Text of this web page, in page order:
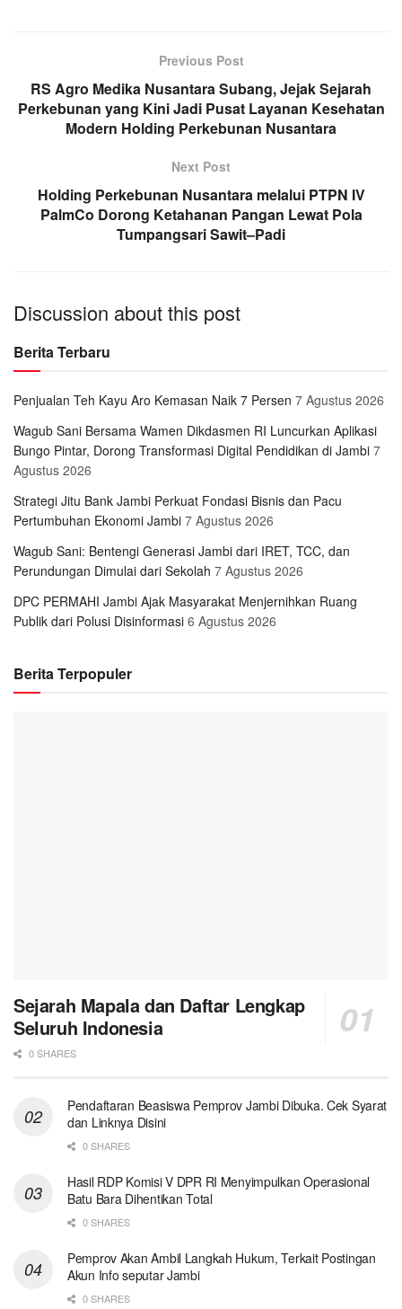
Previous Post
RS Agro Medika Nusantara Subang, Jejak Sejarah
Perkebunan yang Kini Jadi Pusat Layanan Kesehatan
Modern Holding Perkebunan Nusantara
Next Post
Holding Perkebunan Nusantara melalui PTPN IV
PalmCo Dorong Ketahanan Pangan Lewat Pola
Tumpangsari Sawit–Padi
Discussion about this post
Berita Terbaru
Penjualan Teh Kayu Aro Kemasan Naik 7 Persen 7 Agustus 2026
Wagub Sani Bersama Wamen Dikdasmen RI Luncurkan Aplikasi
Bungo Pintar, Dorong Transformasi Digital Pendidikan di Jambi 7
Agustus 2026
Strategi Jitu Bank Jambi Perkuat Fondasi Bisnis dan Pacu
Pertumbuhan Ekonomi Jambi 7 Agustus 2026
Wagub Sani: Bentengi Generasi Jambi dari IRET, TCC, dan
Perundungan Dimulai dari Sekolah 7 Agustus 2026
DPC PERMAHI Jambi Ajak Masyarakat Menjernihkan Ruang
Publik dari Polusi Disinformasi 6 Agustus 2026
Berita Terpopuler
Sejarah Mapala dan Daftar Lengkap
Seluruh Indonesia
0 SHARES
Pendaftaran Beasiswa Pemprov Jambi Dibuka. Cek Syarat
dan Linknya Disini
0 SHARES
Hasil RDP Komisi V DPR RI Menyimpulkan Operasional
Batu Bara Dihentikan Total
0 SHARES
Pemprov Akan Ambil Langkah Hukum, Terkait Postingan
Akun Info seputar Jambi
0 SHARES